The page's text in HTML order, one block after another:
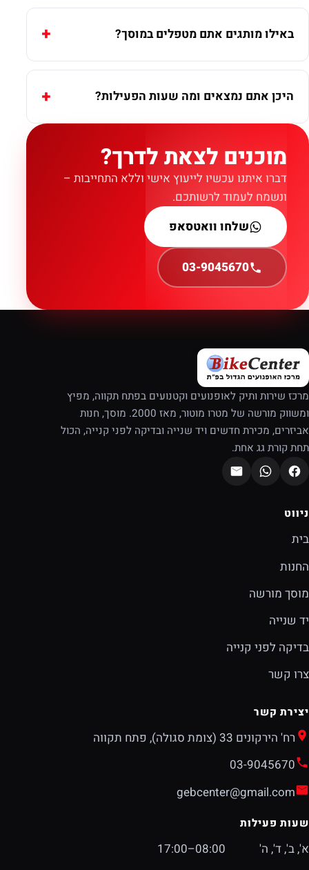
באילו מותגים אתם מטפלים במוסך?
היכן אתם נמצאים ומה שעות הפעילות?
מוכנים לצאת לדרך?
דברו איתנו עכשיו לייעוץ אישי וללא התחייבות –
ונשמח לעמוד לרשותכם.
שלחו וואטסאפ
03-9045670
מרכז שירות ותיק לאופנועים וקטנועים בפתח תקווה, מפיץ
ומשווק מורשה של מטרו מוטור, מאז 2000. מוסך, חנות
אביזרים, מכירת חדשים ויד שנייה ובדיקה לפני קנייה, הכול
תחת קורת גג אחת.
ניווט
בית
החנות
מוסך מורשה
יד שנייה
בדיקה לפני קנייה
צרו קשר
יצירת קשר
רח' הירקונים 33 (צומת סגולה), פתח תקווה
03-9045670
gebcenter@gmail.com
שעות פעילות
א', ב', ד', ה'
08:00–17:00